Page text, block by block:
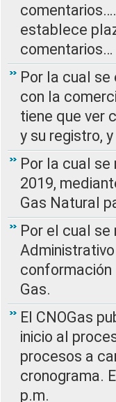
establece
comentarios…
Por la cual
con la
tiene que ver
y su registro,
Por la cual
2019,
Gas Natural
Por el cual
conformación
Gas.
El CNOGas
inicio al
procesos a
cronograma.
p.m.